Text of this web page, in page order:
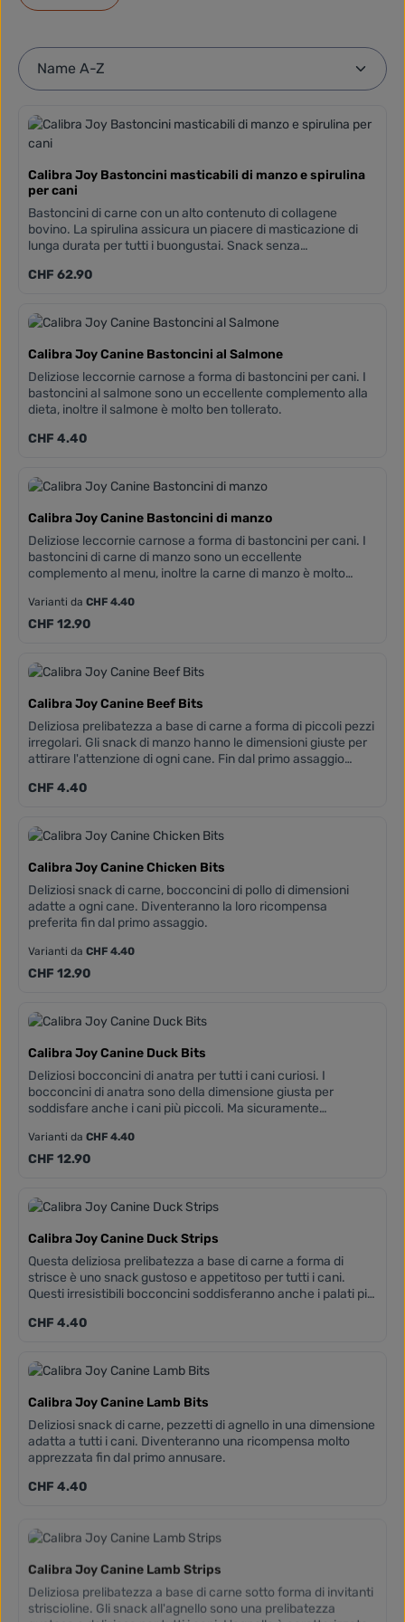
Calibra Joy Bastoncini masticabili di manzo e spirulina
per cani
Bastoncini di carne con un alto contenuto di collagene
bovino. La spirulina assicura un piacere di masticazione di
lunga durata per tutti i buongustai. Snack senza
una fonte naturale di collagene per sostenere la funzione
Confezione completamente riciclabile Realizzato in
Europa50 pezzi per scatola
Prezzo normale:
CHF 62.90
Calibra Joy Canine Bastoncini al Salmone
Deliziose leccornie carnose a forma di bastoncini per cani. I
bastoncini al salmone sono un eccellente complemento alla
dieta, inoltre il salmone è molto ben tollerato.
Prezzo normale:
CHF 4.40
Calibra Joy Canine Bastoncini di manzo
Deliziose leccornie carnose a forma di bastoncini per cani. I
bastoncini di carne di manzo sono un eccellente
complemento al menu, inoltre la carne di manzo è molto
Varianti da CHF 4.40
Prezzo normale:
CHF 12.90
Calibra Joy Canine Beef Bits
Deliziosa prelibatezza a base di carne a forma di piccoli pezzi
irregolari. Gli snack di manzo hanno le dimensioni giuste per
attirare l'attenzione di ogni cane. Fin dal primo assaggio
Prezzo normale:
CHF 4.40
Calibra Joy Canine Chicken Bits
Deliziosi snack di carne, bocconcini di pollo di dimensioni
adatte a ogni cane. Diventeranno la loro ricompensa
preferita fin dal primo assaggio.
Varianti da CHF 4.40
Prezzo normale:
CHF 12.90
Calibra Joy Canine Duck Bits
Deliziosi bocconcini di anatra per tutti i cani curiosi. I
bocconcini di anatra sono della dimensione giusta per
soddisfare anche i cani più piccoli. Ma sicuramente
Varianti da CHF 4.40
Prezzo normale:
CHF 12.90
Calibra Joy Canine Duck Strips
Questa deliziosa prelibatezza a base di carne a forma di
strisce è uno snack gustoso e appetitoso per tutti i cani.
Questi irresistibili bocconcini soddisferanno anche i palati più
Prezzo normale:
CHF 4.40
Calibra Joy Canine Lamb Bits
Deliziosi snack di carne, pezzetti di agnello in una dimensione
adatta a tutti i cani. Diventeranno una ricompensa molto
apprezzata fin dal primo annusare.
Prezzo normale:
CHF 4.40
Calibra Joy Canine Lamb Strips
Deliziosa prelibatezza a base di carne sotto forma di invitanti
striscioline. Gli snack all'agnello sono una prelibatezza